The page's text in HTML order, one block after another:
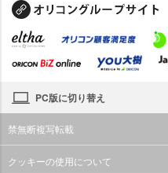
PC版に切り替え
禁無断複写転載
クッキーの使用について